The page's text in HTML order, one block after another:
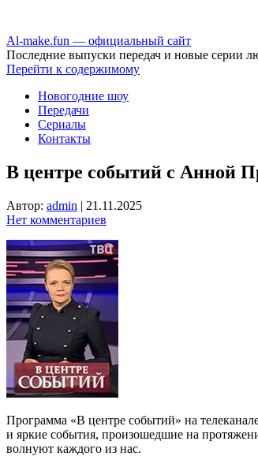
Аl-make.fun — официальный сайт
Последние выпуски передач и новые серии
Перейти к содержимому
Новогодние шоу
Передачи
Сериалы
Контакты
В центре событий с Анной
Автор: admin | 21.11.2025
Нет комментариев
Программа «В центре событий» на
и яркие события, произошедшие на
волнуют каждого из нас.